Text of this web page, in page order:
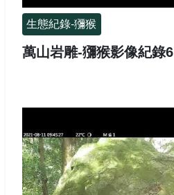
生態紀錄-獼猴
萬山岩雕-獼猴影像紀錄6